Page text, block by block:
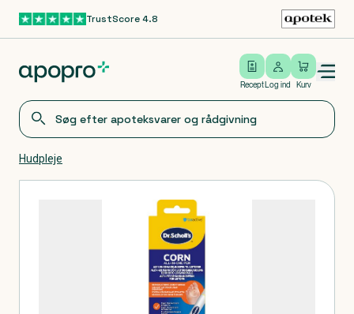
Gå til hovedindholdTrustScore 4.8
Recept
Log ind
Log ind Kurv
Open/close menu
Hudpleje